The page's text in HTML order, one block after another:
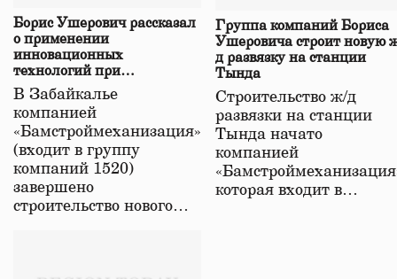
Борис Ушерович рассказал
о применении
инновационных
технологий при
строительстве нового моста
в Забайкалье
В Забайкалье
компанией
«Бамстроймеханизация»
(входит в группу
компаний 1520)
завершено
строительство нового…
Группа компаний Бориса
Ушеровича строит новую
д развязку на станции
Тында
Строительство ж/д
развязки на станции
Тында начато
компанией
которая входит в…